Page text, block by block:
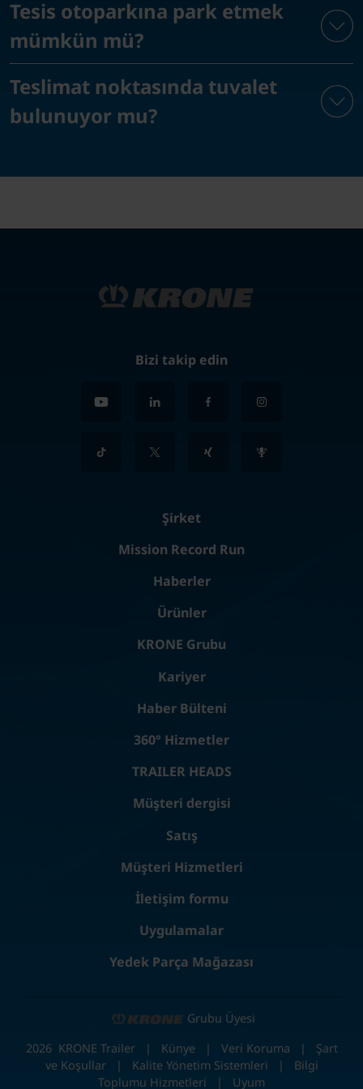
Tesis otoparkına park etmek
mümkün mü?
Teslimat noktasında tuvalet
bulunuyor mu?
Bizi takip edin
Şirket
Mission Record Run
Haberler
Ürünler
KRONE Grubu
Kariyer
Haber Bülteni
360° Hizmetler
TRAILER HEADS
Müşteri dergisi
Satış
Müşteri Hizmetleri
İletişim formu
Uygulamalar
Yedek Parça Mağazası
Grubu Üyesi
2026 KRONE Trailer | Künye | Veri Koruma |
Şart
ve Koşullar
| Kalite Yönetim Sistemleri |
Bilgi
Toplumu Hizmetleri
| Uyum